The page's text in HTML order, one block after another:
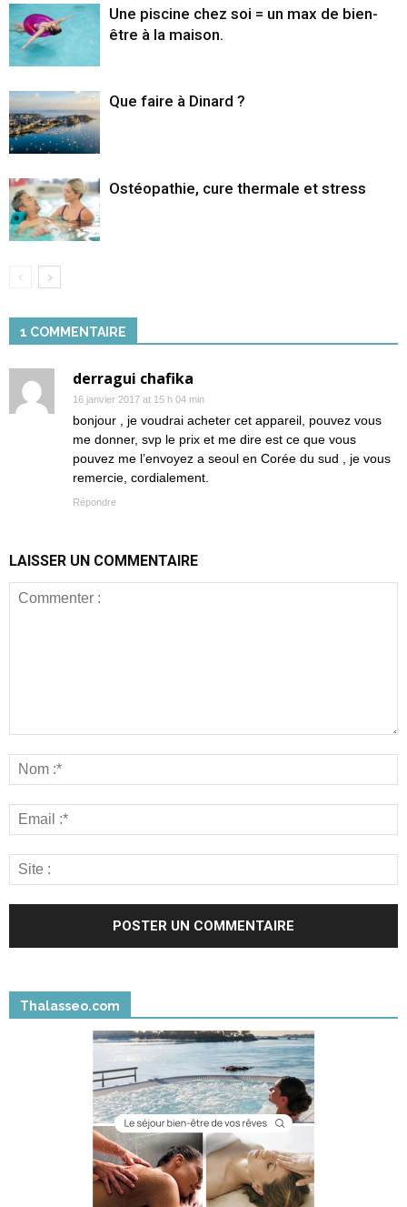
Une piscine chez soi = un max de bien-
être à la maison.
Que faire à Dinard ?
Ostéopathie, cure thermale et stress
1 COMMENTAIRE
derragui chafika
16 janvier 2017 at 15 h 04 min
bonjour , je voudrai acheter cet appareil, pouvez vous
me donner, svp le prix et me dire est ce que vous
pouvez me l’envoyez a seoul en Corée du sud , je vous
remercie, cordialement.
Répondre
LAISSER UN COMMENTAIRE
Thalasseo.com